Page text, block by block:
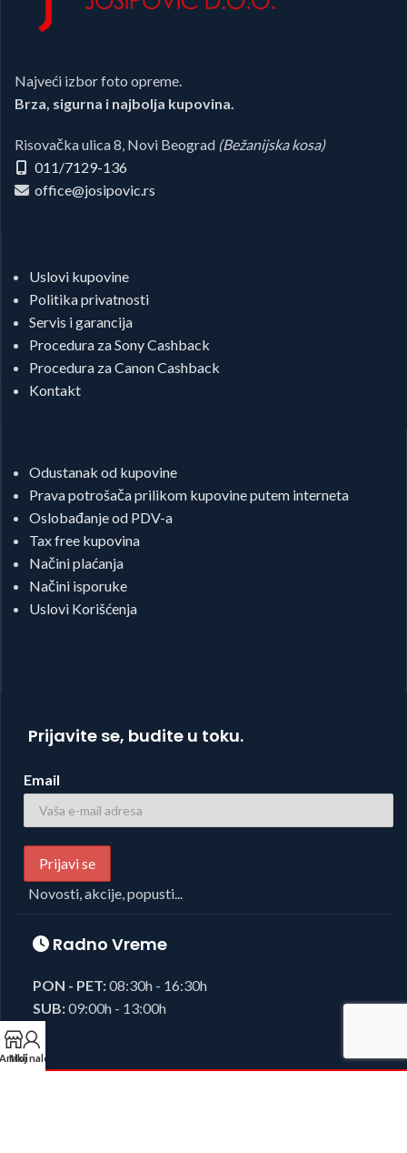
Najveći izbor foto opreme.
Brza, sigurna i najbolja kupovina.
Risovačka ulica 8, Novi Beograd (Bežanijska kosa)
011/7129-136
office@josipovic.rs
Uslovi kupovine
Politika privatnosti
Servis i garancija
Procedura za Sony Cashback
Procedura za Canon Cashback
Kontakt
Odustanak od kupovine
Prava potrošača prilikom kupovine putem interneta
Oslobađanje od PDV-a
Tax free kupovina
Načini plaćanja
Načini isporuke
Uslovi Korišćenja
Prijavite se, budite u toku.
Email
Novosti, akcije, popusti...
Radno Vreme
PON - PET:08:30h - 16:30h
SUB:09:00h - 13:00h
Artikli
Moj nalog